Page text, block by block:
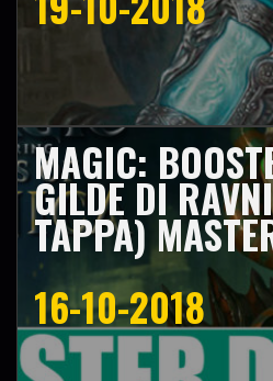
MAGIC:
GILDE DI
TAPPA)
16-10-2018